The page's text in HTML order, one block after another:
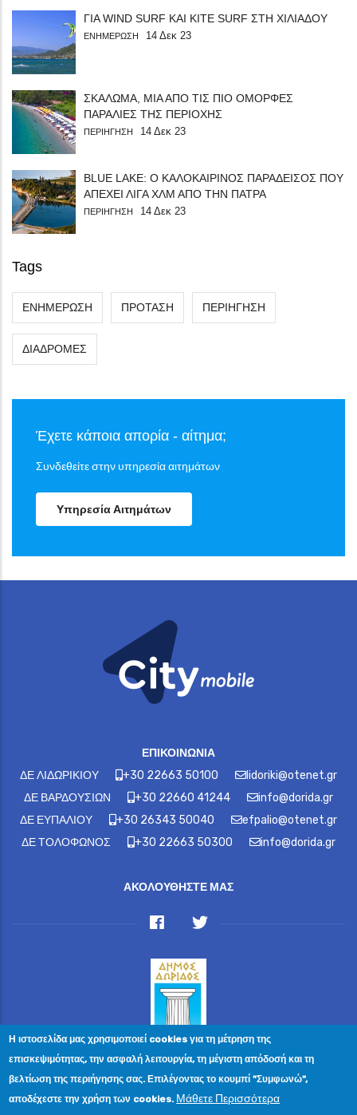
ΓΙΑ WIND SURF ΚΑΙ KITE SURF ΣΤΗ ΧΙΛΙΑΔΟΥ
ΕΝΗΜΕΡΩΣΗ 14 Δεκ 23
ΣΚΑΛΩΜΑ, ΜΙΑ ΑΠΟ ΤΙΣ ΠΙΟ ΟΜΟΡΦΕΣ
ΠΑΡΑΛΙΕΣ ΤΗΣ ΠΕΡΙΟΧΗΣ
ΠΕΡΙΗΓΗΣΗ 14 Δεκ 23
BLUE LAKE: Ο ΚΑΛΟΚΑΙΡΙΝΟΣ ΠΑΡΑΔΕΙΣΟΣ ΠΟΥ
ΑΠΕΧΕΙ ΛΙΓΑ ΧΛΜ ΑΠΟ ΤΗΝ ΠΑΤΡΑ
ΠΕΡΙΗΓΗΣΗ 14 Δεκ 23
Tags
ΕΝΗΜΕΡΩΣΗ ΠΡΟΤΑΣΗ ΠΕΡΙΗΓΗΣΗ
ΔΙΑΔΡΟΜΕΣ
Έχετε κάποια απορία - αίτημα;
Συνδεθείτε στην υπηρεσία αιτημάτων
Υπηρεσία Αιτημάτων
ΕΠΙΚΟΙΝΩΝΙΑ
ΔΕ ΛΙΔΩΡΙΚΙΟΥ
+30 22663 50100
lidoriki@otenet.gr
ΔΕ ΒΑΡΔΟΥΣΙΩΝ
+30 22660 41244
info@dorida.gr
ΔΕ ΕΥΠΑΛΙΟΥ
+30 26343 50040
efpalio@otenet.gr
ΔΕ ΤΟΛΟΦΩΝΟΣ
+30 22663 50300 info@dorida.gr
ΑΚΟΛΟΥΘΗΣΤΕ ΜΑΣ
© 2023 Ewelina Angelika Christodoulakis — All Rights
Reserved Κρήτης 2, Μελίσσια, Τ.Κ. 151 27
Επικοινωνία|Πολιτική Απορρήτου|Αίτημα Διαγραφής
Η ιστοσελίδα μας χρησιμοποιεί cookies για τη μέτρηση της
επισκεψιμότητας, την ασφαλή λειτουργία, τη μέγιστη απόδοσή και τη
βελτίωση της περιήγησης σας. Επιλέγοντας το κουμπί "Συμφωνώ",
αποδέχεστε την χρήση των cookies. Μάθετε Περισσότερα